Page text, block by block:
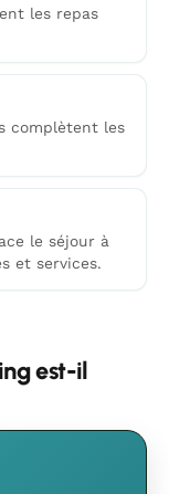
les repas
complètent les
le séjour à
et services.
est-il